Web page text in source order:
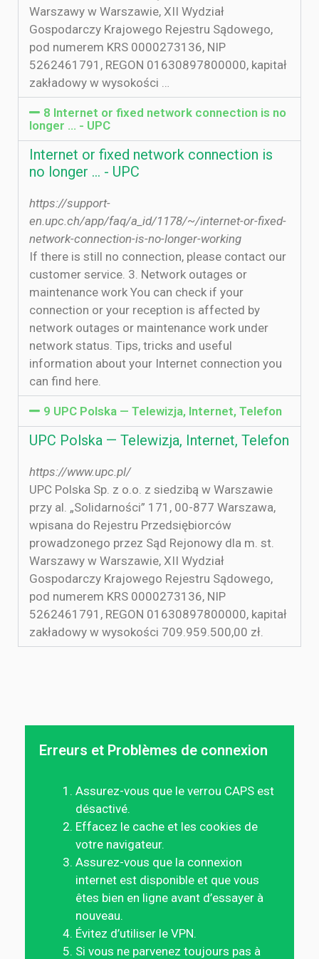
Warszawy w Warszawie, XII Wydział
Gospodarczy Krajowego Rejestru Sądowego,
pod numerem KRS 0000273136, NIP
5262461791, REGON 01630897800000, kapitał
zakładowy w wysokości …
8 Internet or fixed network connection is no
longer ... - UPC
Internet or fixed network connection is
no longer ... - UPC
https://support-
en.upc.ch/app/faq/a_id/1178/~/internet-or-fixed-
network-connection-is-no-longer-working
If there is still no connection, please contact our
customer service. 3. Network outages or
maintenance work You can check if your
connection or your reception is affected by
network outages or maintenance work under
network status. Tips, tricks and useful
information about your Internet connection you
can find here.
9 UPC Polska — Telewizja, Internet, Telefon
UPC Polska — Telewizja, Internet, Telefon
https://www.upc.pl/
UPC Polska Sp. z o.o. z siedzibą w Warszawie
przy al. „Solidarności” 171, 00-877 Warszawa,
wpisana do Rejestru Przedsiębiorców
prowadzonego przez Sąd Rejonowy dla m. st.
Warszawy w Warszawie, XII Wydział
Gospodarczy Krajowego Rejestru Sądowego,
pod numerem KRS 0000273136, NIP
5262461791, REGON 01630897800000, kapitał
zakładowy w wysokości 709.959.500,00 zł.
Erreurs et Problèmes de connexion
Assurez-vous que le verrou CAPS est
désactivé.
Effacez le cache et les cookies de
votre navigateur.
Assurez-vous que la connexion
internet est disponible et que vous
êtes bien en ligne avant d’essayer à
nouveau.
Évitez d’utiliser le VPN.
Si vous ne parvenez toujours pas à